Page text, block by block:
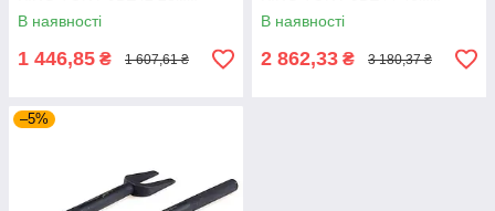
В наявності
1 446,85 ₴ 1 607,61 ₴
В наявності
2 862,33 ₴ 3 180,37 ₴
–5%